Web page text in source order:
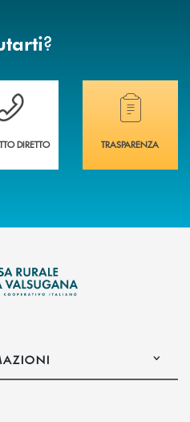
?
PRENOTA BANCA
di assistenza immediata?
DIRETTO
Hai bisogno di
TRASPARENZA